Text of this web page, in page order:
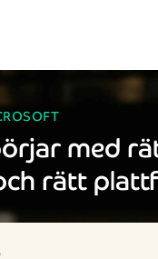
med
rätt